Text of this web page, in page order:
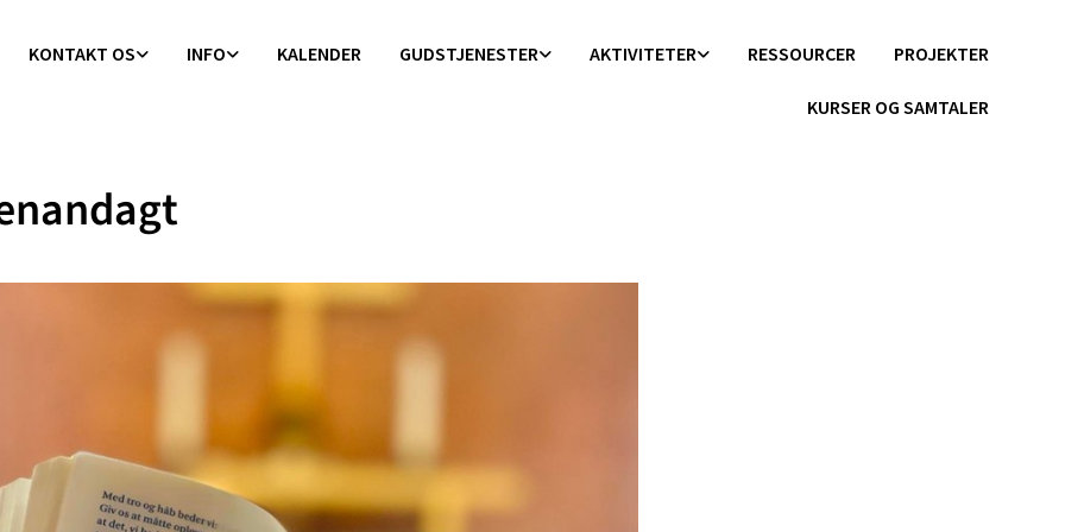
KONTAKT OS INFO KALENDER GUDSTJENESTER AKTIVITETER RESSOURCER PROJEKTER
KURSER OG SAMTALER